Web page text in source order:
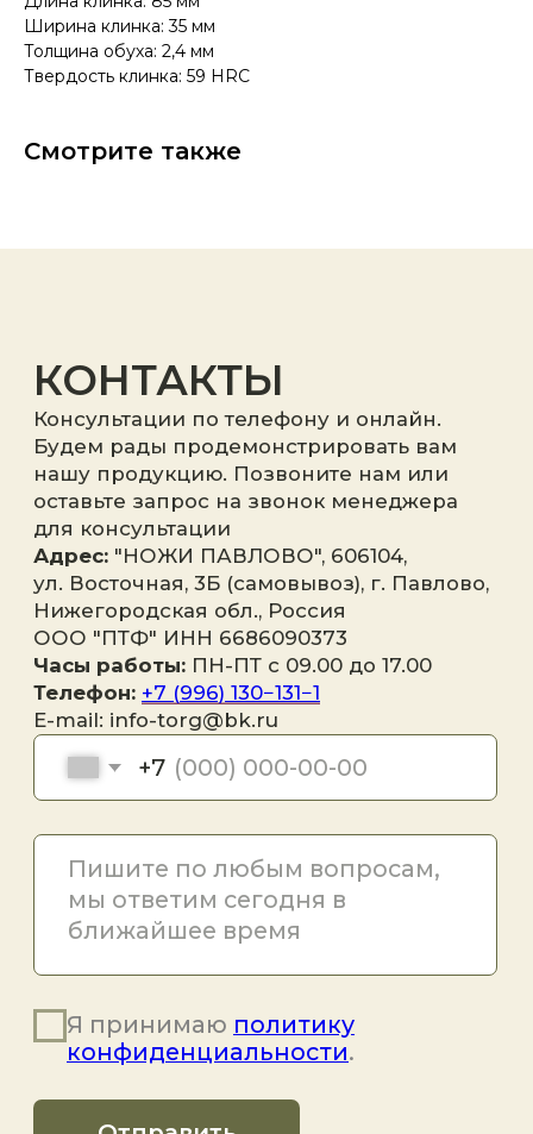
Ширина клинка: 35 мм
Толщина обуха: 2,4 мм
Твердость клинка: 59 HRC
Смотрите также
Телефон: +7 (996) 130−131−1
E-mail: info-torg@bk.ru
+7
Я принимаюполитику